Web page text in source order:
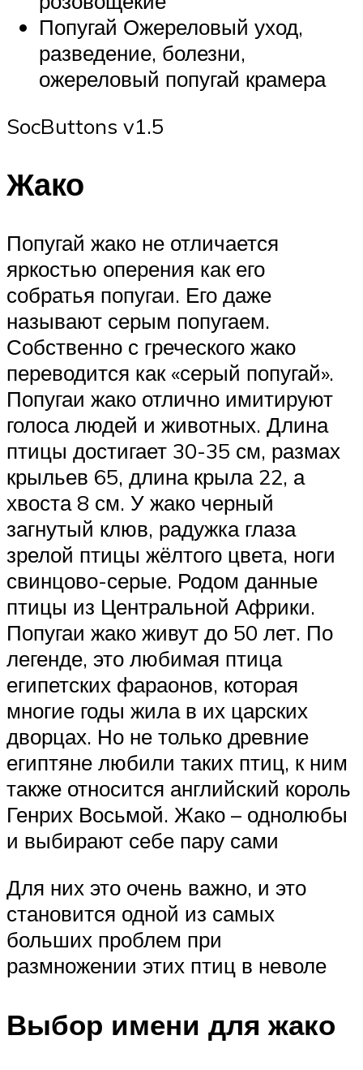
Попугай Ожереловый уход,
разведение, болезни,
ожереловый попугай крамера
SocButtons v1.5
Жако
Попугай жако не отличается
яркостью оперения как его
собратья попугаи. Его даже
называют серым попугаем.
Собственно с греческого жако
переводится как «серый попугай».
Попугаи жако отлично имитируют
голоса людей и животных. Длина
птицы достигает 30-35 см, размах
крыльев 65, длина крыла 22, а
хвоста 8 см. У жако черный
загнутый клюв, радужка глаза
зрелой птицы жёлтого цвета, ноги
свинцово-серые. Родом данные
птицы из Центральной Африки.
Попугаи жако живут до 50 лет. По
легенде, это любимая птица
египетских фараонов, которая
многие годы жила в их царских
дворцах. Но не только древние
египтяне любили таких птиц, к ним
также относится английский король
Генрих Восьмой. Жако – однолюбы
и выбирают себе пару сами
Для них это очень важно, и это
становится одной из самых
больших проблем при
размножении этих птиц в неволе
Выбор имени для жако